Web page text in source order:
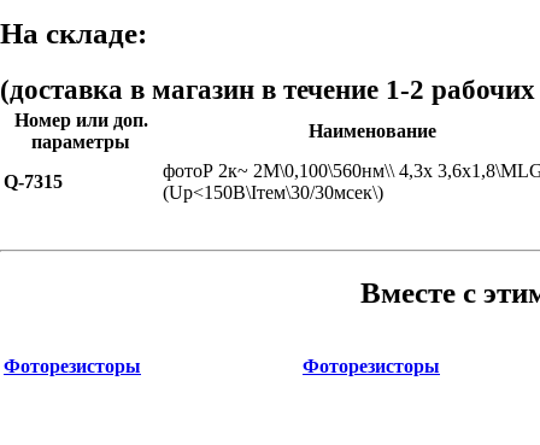
На складе:
(доставка в магазин в течение 1-2
Номер или доп.
параметры
Наименование
Q-7315
фотоР 2к~ 2М\0,100\560нм\\ 4,3x
(Uр<150В\Iтем\30/30мсек\)
Вместе с
Фоторезисторы Фоторезисторы